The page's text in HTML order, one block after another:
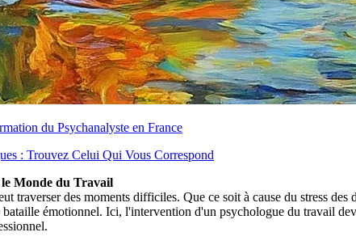
du Psychanalyste en France
: Trouvez Celui Qui Vous Correspond
Monde du Travail
traverser des moments difficiles. Que ce soit à cause du stress
émotionnel. Ici, l'intervention d'un psychologue du travail